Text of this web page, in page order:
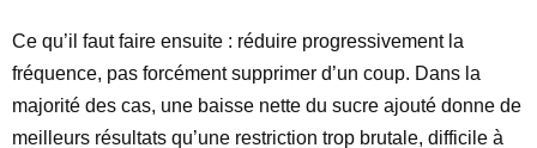
Ce qu’il faut faire ensuite : réduire progressivement la
fréquence, pas forcément supprimer d’un coup. Dans la
majorité des cas, une baisse nette du sucre ajouté donne de
meilleurs résultats qu’une restriction trop brutale, difficile à